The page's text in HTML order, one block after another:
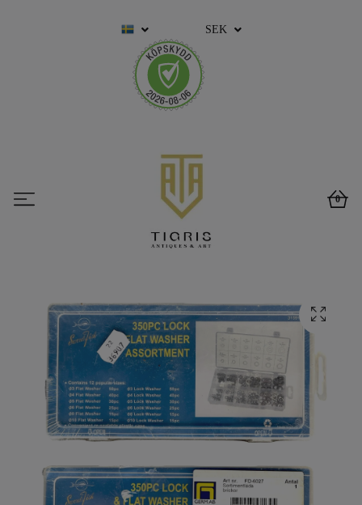
SEK
0